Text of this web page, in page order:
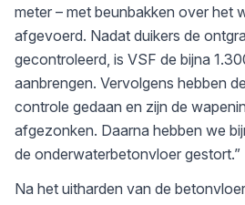
meter – met beunbakken over het
afgevoerd. Nadat duikers de
gecontroleerd, is VSF de bijna
aanbrengen. Vervolgens hebben
controle gedaan en zijn de
afgezonken. Daarna hebben we
de onderwaterbetonvloer gestort.”
Na het uitharden van de